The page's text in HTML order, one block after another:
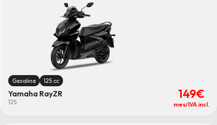
Gasolina 125 cc
Yamaha RayZR
125
149€
mes/IVA incl.